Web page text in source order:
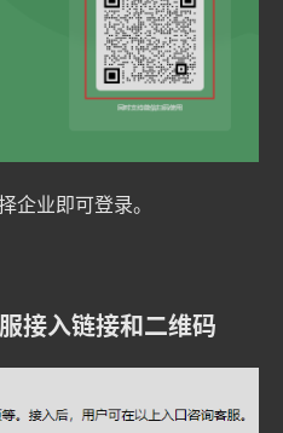
企业即可登录。
接入链接和二维码